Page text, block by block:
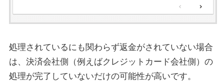
処理されているにも関わらず返金がされていない場合
は、決済会社側（例えばクレジットカード会社側）の
処理が完了していないだけの可能性が高いです。